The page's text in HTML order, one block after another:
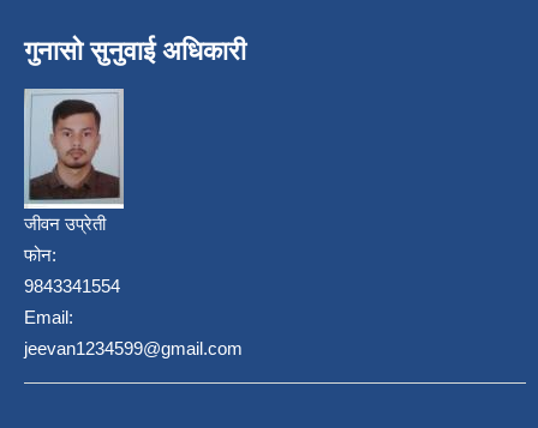
गुनासो सुनुवाई अधिकारी
जीवन उप्रेती
फोन:
9843341554
Email:
jeevan1234599@gmail.com